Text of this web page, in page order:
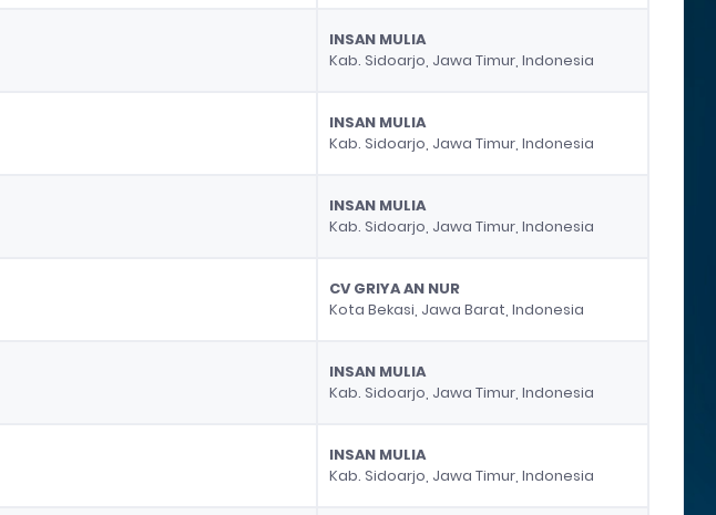
INSAN MULIA
Kab. Sidoarjo, Jawa Timur, Indonesia
INSAN MULIA
Kab. Sidoarjo, Jawa Timur, Indonesia
INSAN MULIA
Kab. Sidoarjo, Jawa Timur, Indonesia
CV GRIYA AN NUR
Kota Bekasi, Jawa Barat, Indonesia
INSAN MULIA
Kab. Sidoarjo, Jawa Timur, Indonesia
INSAN MULIA
Kab. Sidoarjo, Jawa Timur, Indonesia